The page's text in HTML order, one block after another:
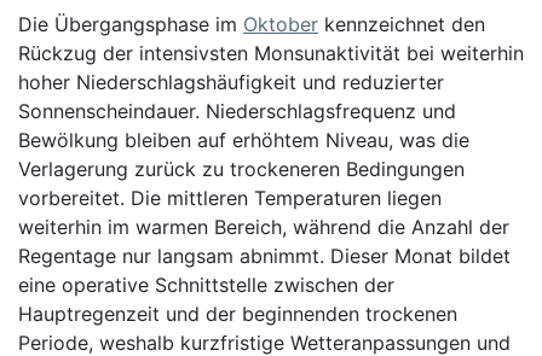
Die Übergangsphase im Oktober kennzeichnet den
Rückzug der intensivsten Monsunaktivität bei weiterhin
hoher Niederschlagshäufigkeit und reduzierter
Sonnenscheindauer. Niederschlagsfrequenz und
Bewölkung bleiben auf erhöhtem Niveau, was die
Verlagerung zurück zu trockeneren Bedingungen
vorbereitet. Die mittleren Temperaturen liegen
weiterhin im warmen Bereich, während die Anzahl der
Regentage nur langsam abnimmt. Dieser Monat bildet
eine operative Schnittstelle zwischen der
Hauptregenzeit und der beginnenden trockenen
Periode, weshalb kurzfristige Wetteranpassungen und